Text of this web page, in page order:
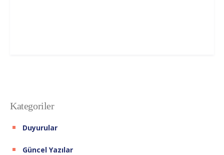
Kategoriler
Duyurular
Güncel Yazılar